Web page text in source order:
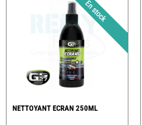
NETTOYANT ECRAN 250ML